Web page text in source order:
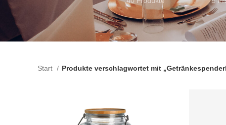
Start Produkte verschlagwortet mit